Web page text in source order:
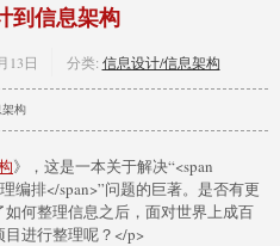
到信息架构
13日 分类: 信息设计/信息架构
架构
》，这是一本关于解决“<span
编排</span>”问题的巨著。是否有更
何整理信息之后，面对世界上成百
进行整理呢？</p>